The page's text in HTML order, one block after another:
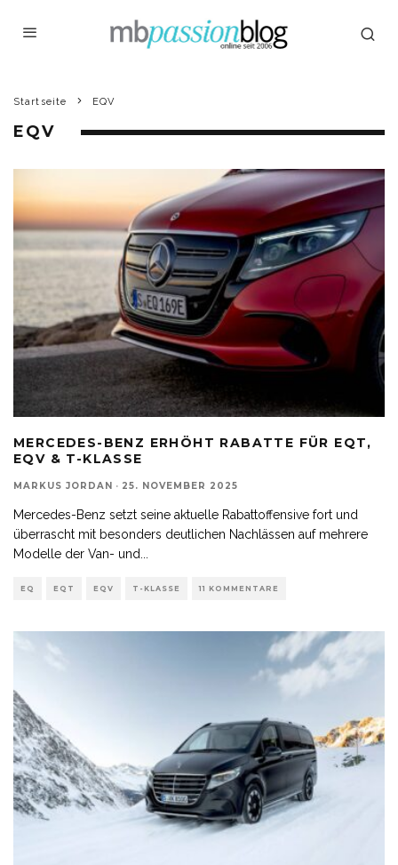
Startseite EQV
EQV
MERCEDES-BENZ ERHÖHT RABATTE FÜR EQT,
EQV & T-KLASSE
MARKUS JORDAN · 25. NOVEMBER 2025
Mercedes-Benz setzt seine aktuelle Rabattoffensive fort und
überrascht mit besonders deutlichen Nachlässen auf mehrere
Modelle der Van- und
EQ EQT EQV T-KLASSE 11 KOMMENTARE